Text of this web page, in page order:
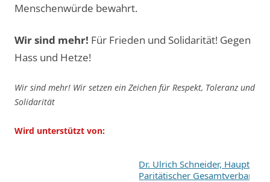
Menschenwürde bewahrt.
Wir sind mehr! Für Frieden und Solidarität! Gegen
Hass und Hetze!
Wir sind mehr! Wir setzen ein Zeichen für Respekt, Toleranz und
Solidarität
Wird unterstützt von:
Dr. Ulrich Schneider,
Paritätischer Gesamtverband